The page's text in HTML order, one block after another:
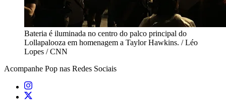
Bateria é iluminada no centro do palco principal do
Lollapalooza em homenagem a Taylor Hawkins. / Léo
Lopes / CNN
Acompanhe Pop nas Redes Sociais